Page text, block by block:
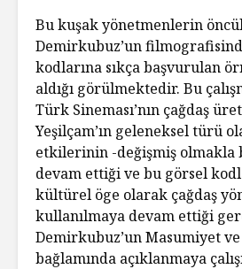
Bu kuşak yönetmenlerin
Demirkubuz’un
kodlarına sıkça başvurulan
aldığı görülmektedir. Bu
Türk Sineması’nın çağdaş
Yeşilçam’ın geleneksel türü
etkilerinin -değişmiş
devam ettiği ve bu görsel
kültürel öge olarak çağdaş
kullanılmaya devam ettiği
Demirkubuz’un Masumiyet
bağlamında açıklanmaya